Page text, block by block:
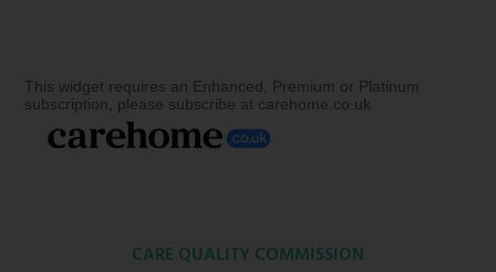
This widget requires an Enhanced, Premium or Platinum
subscription, please subscribe at carehome.co.uk
CARE QUALITY COMMISSION